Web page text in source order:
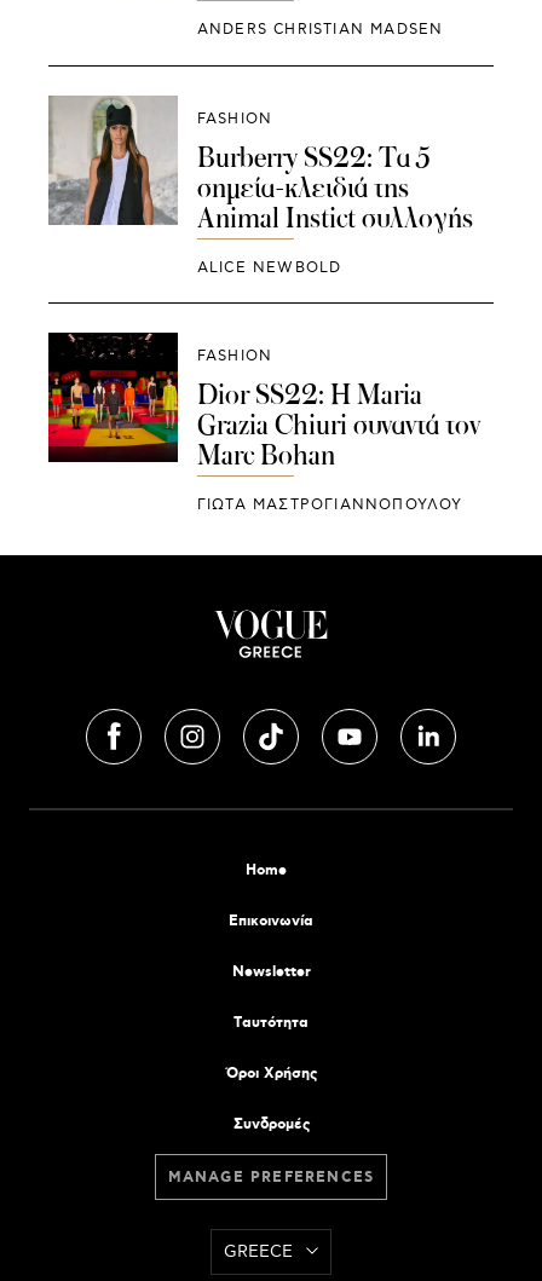
ANDERS CHRISTIAN MADSEN
FASHION
Burberry SS22: Τα 5
σημεία-κλειδιά της
Animal Instict συλλογής
ALICE NEWBOLD
FASHION
Dior SS22: Η Maria
Grazia Chiuri συναντά τον
Marc Bohan
ΓΙΩΤΑ ΜΑΣΤΡΟΓΙΑΝΝΟΠΟΥΛΟΥ
Home
Επικοινωνία
Newsletter
Tαυτότητα
Όροι Χρήσης
Συνδρομές
MANAGE PREFERENCES
GREECE